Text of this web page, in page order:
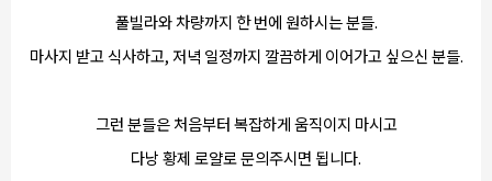
풀빌라와 차량까지 한 번에 원하시는 분들.
마사지 받고 식사하고, 저녁 일정까지 깔끔하게 이어가고 싶으신 분들.
그런 분들은 처음부터 복잡하게 움직이지 마시고
다낭 황제 로얄로 문의주시면 됩니다.